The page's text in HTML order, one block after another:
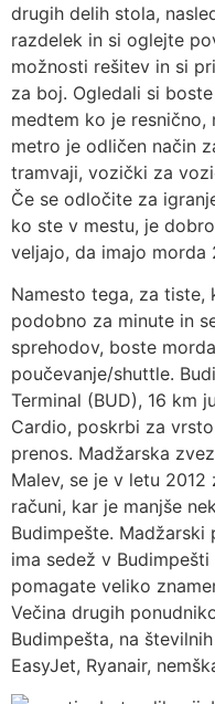
drugih delih stola,
razdelek in si oglejte
možnosti rešitev in si
za boj. Ogledali si
medtem ko je resnično,
metro je odličen način
tramvaji, vozički za
Če se odločite za
ko ste v mestu, je
veljajo, da imajo morda
Namesto tega, za
podobno za minute in
sprehodov, boste
poučevanje/shuttle.
Terminal (BUD), 16 km
Cardio, poskrbi za
prenos. Madžarska
Malev, se je v letu
računi, kar je manjše
Budimpešte.
ima sedež v
pomagate veliko
Večina drugih
Budimpešta, na
EasyJet, Ryanair,